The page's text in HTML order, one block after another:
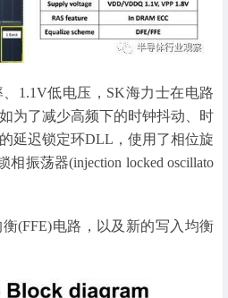
1.1V低电压，SK海力士在电路
为了减少高频下的时钟抖动、时
延迟锁定环DLL，使用了相位旋
相振荡器(injection locked oscillato
(FFE)电路，以及新的写入均衡